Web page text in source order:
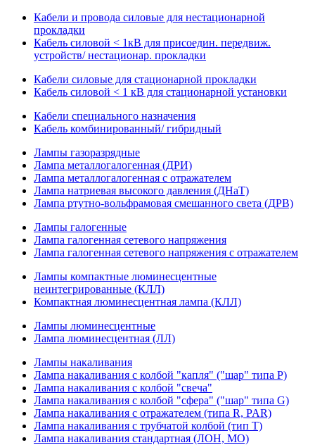
Кабели и провода силовые для нестационарной
прокладки
Кабель силовой < 1кВ для присоедин. передвиж.
устройств/ нестационар. прокладки
Кабели силовые для стационарной прокладки
Кабель силовой < 1 кВ для стационарной установки
Кабели специального назначения
Кабель комбинированный/ гибридный
Лампы газоразрядные
Лампа металлогалогенная (ДРИ)
Лампа металлогалогенная с отражателем
Лампа натриевая высокого давления (ДНаТ)
Лампа ртутно-вольфрамовая смешанного света (ДРВ)
Лампы галогенные
Лампа галогенная сетевого напряжения
Лампа галогенная сетевого напряжения с отражателем
Лампы компактные люминесцентные
неинтегрированные (КЛЛ)
Компактная люминесцентная лампа (КЛЛ)
Лампы люминесцентные
Лампа люминесцентная (ЛЛ)
Лампы накаливания
Лампа накаливания с колбой "капля" ("шар" типа P)
Лампа накаливания с колбой "свеча"
Лампа накаливания с колбой "сфера" ("шар" типа G)
Лампа накаливания с отражателем (типа R, PAR)
Лампа накаливания с трубчатой колбой (тип T)
Лампа накаливания стандартная (ЛОН, МО)